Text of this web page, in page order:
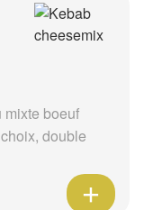
mixte boeuf
double